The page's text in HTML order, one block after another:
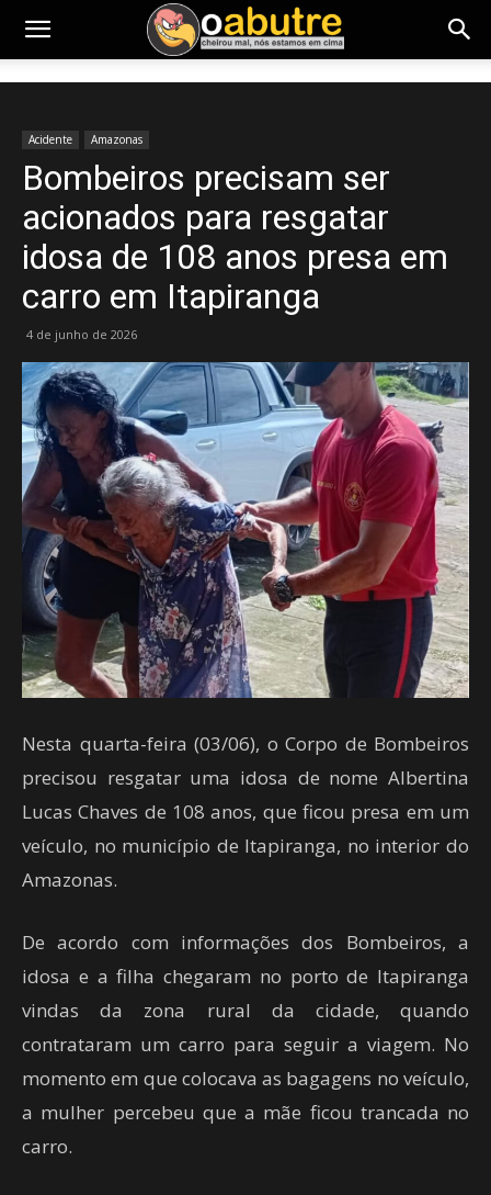
Acidente Amazonas
Bombeiros precisam ser
acionados para resgatar
idosa de 108 anos presa em
carro em Itapiranga
4 de junho de 2026
Nesta quarta-feira (03/06), o Corpo de Bombeiros
precisou resgatar uma idosa de nome Albertina
Lucas Chaves de 108 anos, que ficou presa em um
veículo, no município de Itapiranga, no interior do
Amazonas.
De acordo com informações dos Bombeiros, a
idosa e a filha chegaram no porto de Itapiranga
vindas da zona rural da cidade, quando
contrataram um carro para seguir a viagem. No
momento em que colocava as bagagens no veículo,
a mulher percebeu que a mãe ficou trancada no
carro.